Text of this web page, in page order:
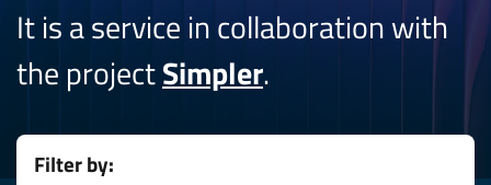
It is a service in collaboration with
the projectSimpler.
Filter by: